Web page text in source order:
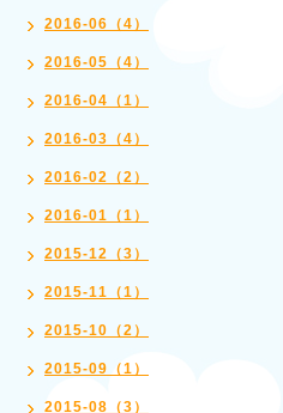
2016-06（4）
2016-05（4）
2016-04（1）
2016-03（4）
2016-02（2）
2016-01（1）
2015-12（3）
2015-11（1）
2015-10（2）
2015-09（1）
2015-08（3）